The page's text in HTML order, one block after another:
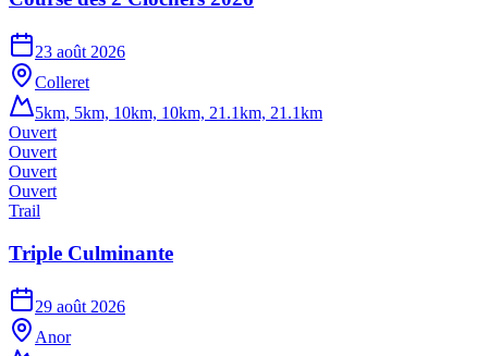
23 août 2026
Colleret
5km, 5km, 10km, 10km, 21.1km, 21.1km
Ouvert
Ouvert
Ouvert
Ouvert
Trail
Triple Culminante
29 août 2026
Anor